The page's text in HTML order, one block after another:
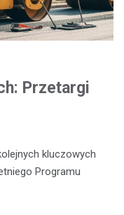
Przetargi
kluczowych
Programu